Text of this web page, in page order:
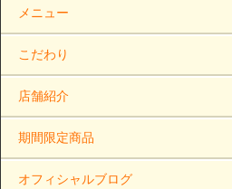
メニュー
こだわり
店舗紹介
期間限定商品
オフィシャルブログ